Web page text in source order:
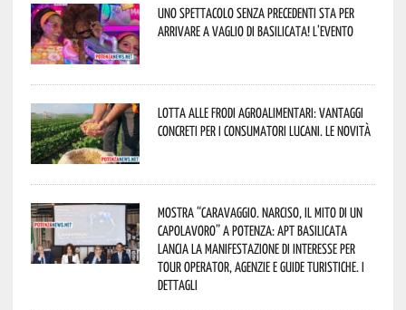
Uno spettacolo senza precedenti sta per
arrivare a Vaglio di Basilicata! L’evento
Lotta alle frodi agroalimentari: vantaggi
concreti per i consumatori lucani. Le novità
Mostra “Caravaggio. Narciso, il mito di un
capolavoro” a Potenza: APT Basilicata
lancia la manifestazione di interesse per
Tour Operator, Agenzie e Guide Turistiche. I
dettagli